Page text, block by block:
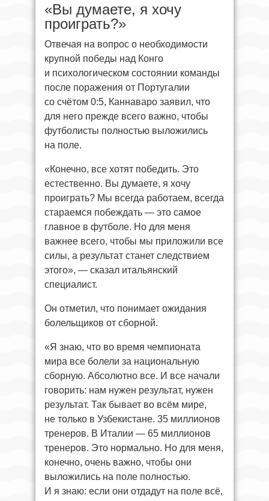
«Вы думаете, я хочу
проиграть?»
Отвечая на вопрос о необходимости
крупной победы над Конго
и психологическом состоянии команды
после поражения от Португалии
со счётом 0:5, Каннаваро заявил, что
для него прежде всего важно, чтобы
футболисты полностью выложились
на поле.
«Конечно, все хотят победить. Это
естественно. Вы думаете, я хочу
проиграть? Мы всегда работаем, всегда
стараемся побеждать — это самое
главное в футболе. Но для меня
важнее всего, чтобы мы приложили все
силы, а результат станет следствием
этого», — сказал итальянский
специалист.
Он отметил, что понимает ожидания
болельщиков от сборной.
«Я знаю, что во время чемпионата
мира все болели за национальную
сборную. Абсолютно все. И все начали
говорить: нам нужен результат, нужен
результат. Так бывает во всём мире,
не только в Узбекистане. 35 миллионов
тренеров. В Италии — 65 миллионов
тренеров. Это нормально. Но для меня,
конечно, очень важно, чтобы они
выложились на поле полностью.
И я знаю: если они отдадут на поле всё,